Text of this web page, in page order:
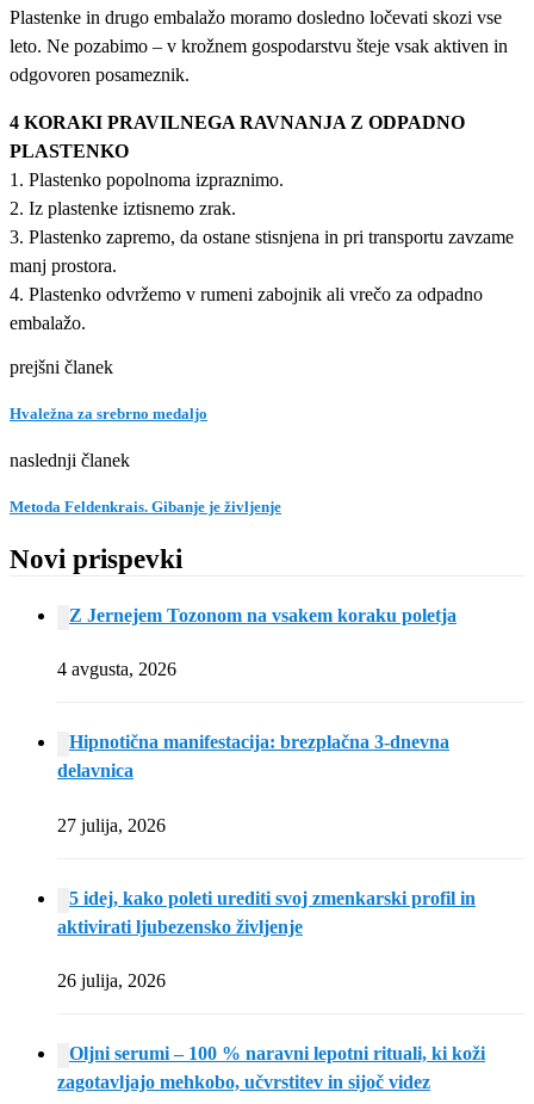
Plastenke in drugo embalažo moramo dosledno ločevati skozi vse
leto. Ne pozabimo – v krožnem gospodarstvu šteje vsak aktiven in
odgovoren posameznik.
4 KORAKI PRAVILNEGA RAVNANJA Z ODPADNO
PLASTENKO
1. Plastenko popolnoma izpraznimo.
2. Iz plastenke iztisnemo zrak.
3. Plastenko zapremo, da ostane stisnjena in pri transportu zavzame
manj prostora.
4. Plastenko odvržemo v rumeni zabojnik ali vrečo za odpadno
embalažo.
prejšni članek
Hvaležna za srebrno medaljo
naslednji članek
Metoda Feldenkrais. Gibanje je življenje
Novi prispevki
Z Jernejem Tozonom na vsakem koraku poletja
4 avgusta, 2026
Hipnotična manifestacija: brezplačna 3-dnevna
delavnica
27 julija, 2026
5 idej, kako poleti urediti svoj zmenkarski profil in
aktivirati ljubezensko življenje
26 julija, 2026
Oljni serumi – 100 % naravni lepotni rituali, ki koži
zagotavljajo mehkobo, učvrstitev in sijoč videz